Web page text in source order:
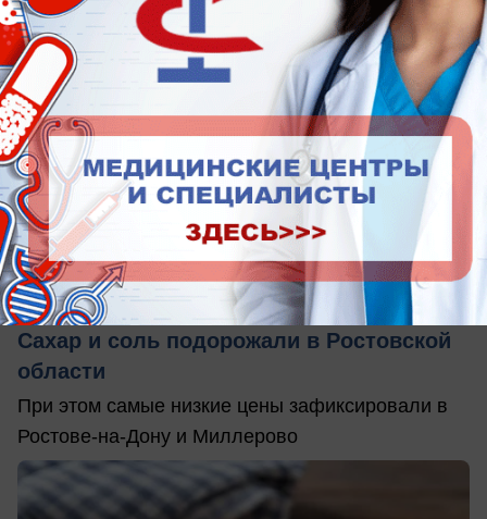
вчера в 20:46
Экономика
Сахар и соль подорожали в Ростовской
области
При этом самые низкие цены зафиксировали в
Ростове-на-Дону и Миллерово